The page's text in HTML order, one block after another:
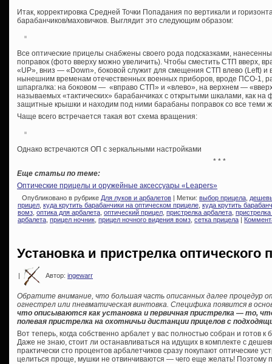
Итак, корректировка Средней Точки Попадания по вертикали и
барабанчиков/маховичков. Выглядит это следующим образом:
Все оптические прицелы снабжены своего рода подсказками,
поправок (фото вверху можно увеличить). Чтобы сместить СТП вверх,
«UP», вниз — «Down», боковой служит для смещения СТП влево (Left) и
нынешним временам отечественных военных приборов, вроде ПСО-1,
шпаргалка: на боковом — «вправо СТП» и «влево», на верхнем —
называемых «тактических» барабанчиках с открытыми шкалами, как на
защитные крышки и находим под ними барабаны поправок со все теми
Чаще всего встречается такая вот схема вращения:
Однако встречаются ОП с зеркальными настройками
* * *
Еще статьи по теме:
Оптические прицелы и оружейные аксессуары «Leapers»
Опубликовано в рубрике Для луков и арбалетов | Метки: выбор прицела
прицел куда крутить барабанчики на оптическом прицеле куда крутить
вомз оптика для арбалета оптический прицел пристрелка арбалета
арбалета прицел ночник прицел ночного видения вомз сетка прицела |
Установка и пристрелка оптического
| Автор: ingewarr
Обратите внимание, что большая часть описанных далее процедур
огнестрел или пневматическая винтовка. Специфика появится в
что описываются как установка и первичная пристрелка — то,
полевая пристрелка на охотничьи дистанции прицелов с
Вот теперь, когда собственно арбалет у вас полностью собран и готов
Даже не знаю, стоит ли останавливаться на идущих в комплекте с
практически сто процентов арбалетчиков сразу покупают оптические
целиться проще, мушки не отвинчиваются — чего еще желать! Поэтому